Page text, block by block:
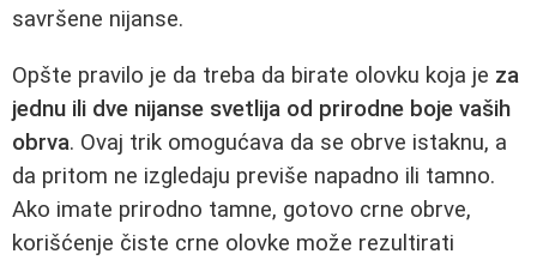
savršene nijanse.
Opšte pravilo je da treba da birate olovku koja je za
jednu ili dve nijanse svetlija od prirodne boje vaših
obrva. Ovaj trik omogućava da se obrve istaknu, a
da pritom ne izgledaju previše napadno ili tamno.
Ako imate prirodno tamne, gotovo crne obrve,
korišćenje čiste crne olovke može rezultirati